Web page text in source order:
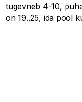
tugevneb 4-10,
on 19..25, ida pool